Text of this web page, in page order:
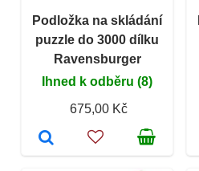
Podložka na skládání
puzzle do 3000 dílku
Ravensburger
Ihned k odběru (8)
675,00 Kč